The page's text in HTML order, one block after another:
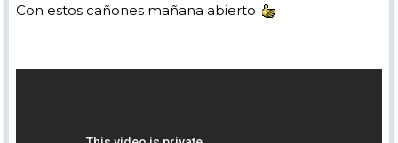
Con estos cañones mañana abierto